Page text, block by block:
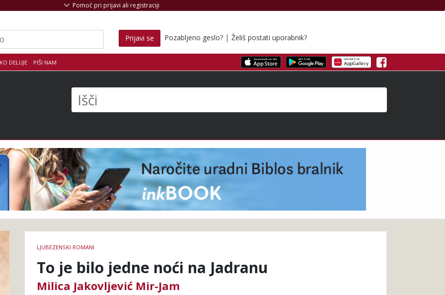
DELUJE PIŠI NAM Facebook
Pomoč pri prijavi ali registraciji
Prijavi se Pozabljeno geslo? | Želiš postati uporabnik?
knjige
LJUBEZENSKI ROMANI
To je bilo jedne noći na Jadranu
Milica Jakovljević Mir-Jam